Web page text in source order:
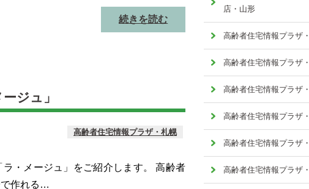
続きを読む
ジュ」
高齢者住宅情報プラザ・札幌
・メージュ」をご紹介します。 高齢者
で作れる…
店・山形
高齢者住宅情報プラザ
高齢者住宅情報プラザ
高齢者住宅情報プラザ
高齢者住宅情報プラザ
高齢者住宅情報プラザ
高齢者住宅情報プラザ